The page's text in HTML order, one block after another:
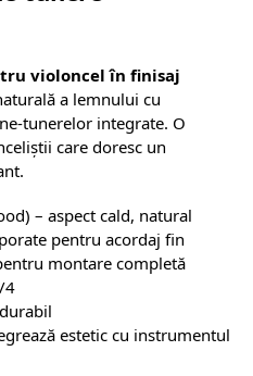
violoncel în finisaj
a lemnului cu
tunerelor integrate. O
care doresc un
– aspect cald, natural
pentru acordaj fin
montare completă
4
estetic cu instrumentul